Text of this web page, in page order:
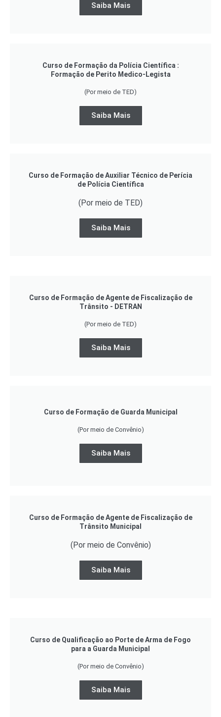
Saiba Mais
Curso de Formação da Polícia Científica :
Formação de Perito Medico-Legista
(Por meio de TED)
Saiba Mais
Curso de Formação de Auxiliar Técnico de Perícia
de Polícia Científica
(Por meio de TED)
Saiba Mais
Curso de Formação de Agente de Fiscalização de
Trânsito - DETRAN
(Por meio de TED)
Saiba Mais
Curso de Formação de Guarda Municipal
(Por meio de Convênio)
Saiba Mais
Curso de Formação de Agente de Fiscalização de
Trânsito Municipal
(Por meio de Convênio)
Saiba Mais
Curso de Qualificação ao Porte de Arma de Fogo
para a Guarda Municipal
(Por meio de Convênio)
Saiba Mais